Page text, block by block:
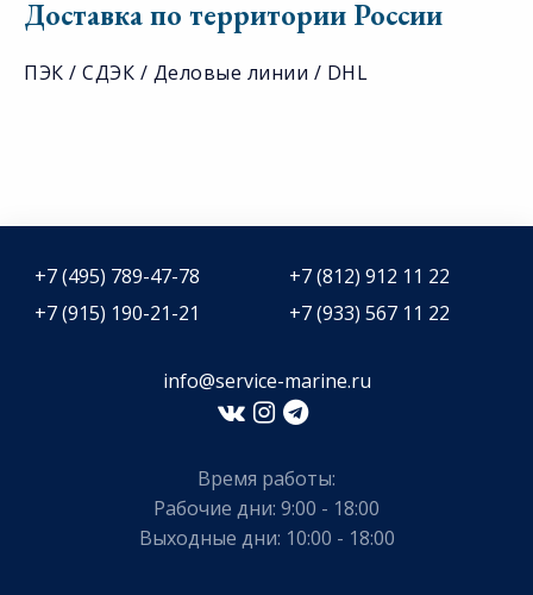
Доставка по территории России
ПЭК / СДЭК / Деловые линии / DHL
+7 (495) 789-47-78
+7 (812) 912 11 22
+7 (915) 190-21-21
+7 (933) 567 11 22
info@service-marine.ru​​
Время работы:
Рабочие дни: 9:00 - 18:00
Выходные дни: 10:00 - 18:00